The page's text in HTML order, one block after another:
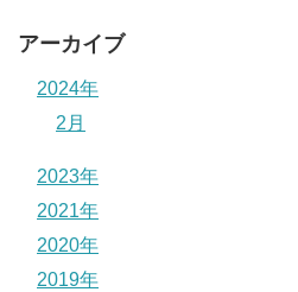
アーカイブ
2024年
2月
2023年
2021年
2020年
2019年